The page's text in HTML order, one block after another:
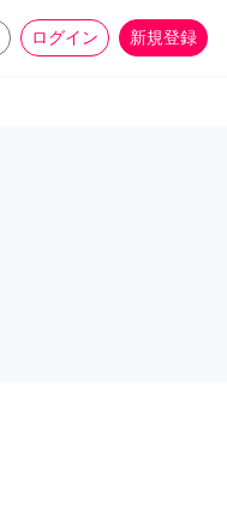
ログイン 新規登録